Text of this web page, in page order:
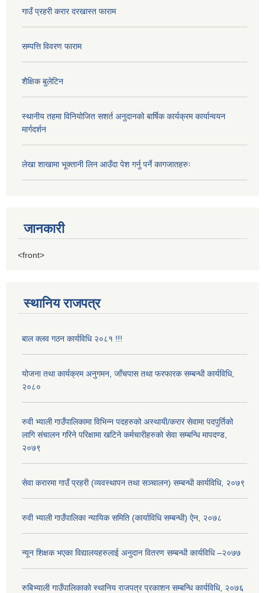
गाउँ प्रहरी करार दरखास्त फाराम
सम्पत्ति विवरण फाराम
शैक्षिक बुलेटिन
स्थानीय तहमा विनियोजित सशर्त अनुदानको बार्षिक कार्यक्रम कार्यान्वयन
मार्गदर्शन
लेखा शाखामा भूक्तानी लिन आउँदा पेश गर्नु पर्ने कागजातहरुः
जानकारी
<front>
स्थानिय राजपत्र
बाल क्लव गठन कार्यविधि २०८१ !!!
योजना तथा कार्यक्रम अनुगमन, जाँचपास तथा फरफारक सम्बन्धी कार्यविधि,
२०८०
रुवी भ्याली गाउँपालिकामा विभिन्न पदहरुको अस्थायी/करार सेवामा पदपुर्तिको
लागि संचालन गरिने परिक्षामा खटिने कर्मचारीहरुको सेवा सम्बन्धि मापदण्ड,
२०७९
सेवा करारमा गाउँ प्रहरी (व्यवस्थापन तथा सञ्चालन) सम्बन्धी कार्यविधि, २०७९
रुवी भ्याली गाउँपालिका न्यायिक समिति (कार्याविधि सम्बन्धी) ऐन, २०७८
न्यून शिक्षक भएका ‍विद्यालयहरुलाई अनुदान वितरण सम्बन्धी कार्यविधि –२०७७
रुबिभ्याली गाउँपालिकाको स्थानिय राजपत्र प्रकाशन सम्बन्धि कार्यविधि, २०७६